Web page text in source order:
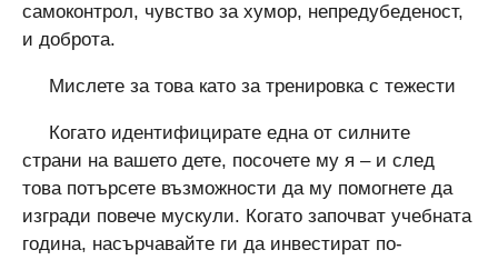
самоконтрол, чувство за хумор, непредубеденост,
и доброта.
Мислете за това като за тренировка с тежести
Когато идентифицирате една от силните
страни на вашето дете, посочете му я – и след
това потърсете възможности да му помогнете да
изгради повече мускули. Когато започват учебната
година, насърчавайте ги да инвестират по-